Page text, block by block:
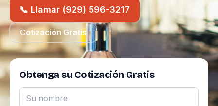
📞 Llamar (929) 596-3217
Cotización Gratis
Obtenga su Cotización Gratis